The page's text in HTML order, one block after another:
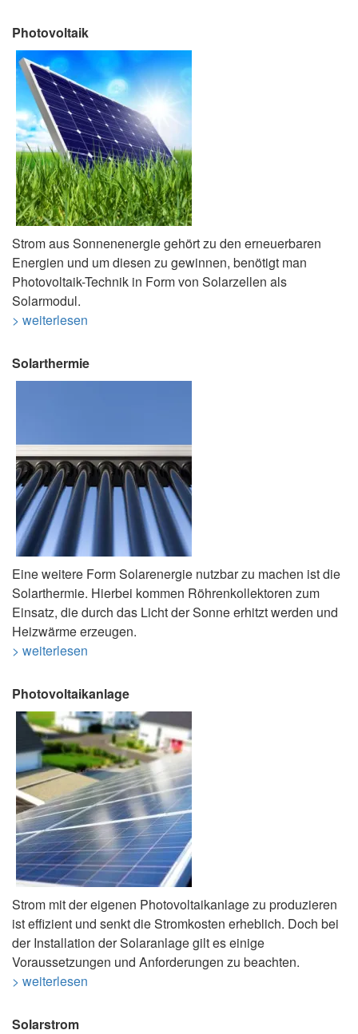
Photovoltaik
Strom aus Sonnenenergie gehört zu den erneuerbaren
Energien und um diesen zu gewinnen, benötigt man
Photovoltaik-Technik in Form von Solarzellen als
Solarmodul.
> weiterlesen
Solarthermie
Eine weitere Form Solarenergie nutzbar zu machen ist die
Solarthermie. Hierbei kommen Röhrenkollektoren zum
Einsatz, die durch das Licht der Sonne erhitzt werden und
Heizwärme erzeugen.
> weiterlesen
Photovoltaikanlage
Strom mit der eigenen Photovoltaikanlage zu produzieren
ist effizient und senkt die Stromkosten erheblich. Doch bei
der Installation der Solaranlage gilt es einige
Voraussetzungen und Anforderungen zu beachten.
> weiterlesen
Solarstrom